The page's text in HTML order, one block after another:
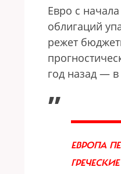
Евро с
облигаций
режет
год назад — в
„
ЕВРОПА